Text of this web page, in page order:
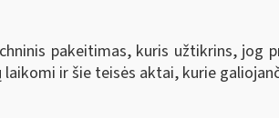
pakeitimas, kuris užtikrins, jog
ir šie teisės aktai, kurie